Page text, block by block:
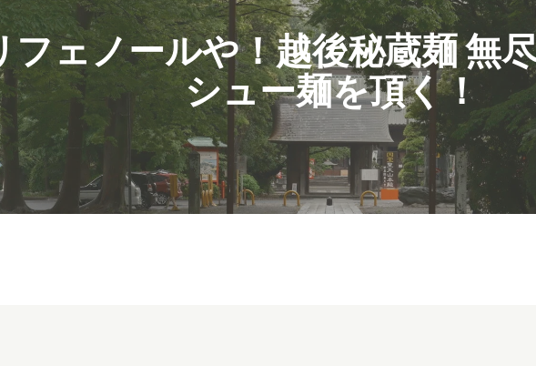
フェノールや！越後秘蔵麺 無
シュー麺を頂く！